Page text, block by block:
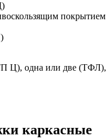
покрытием
Ц), одна или две (ТФЛ),
каркасные